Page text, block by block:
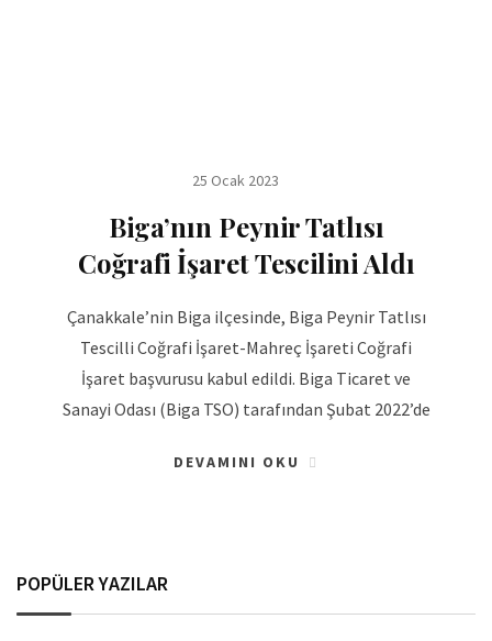
25 Ocak 2023
Biga’nın Peynir Tatlısı
Coğrafi İşaret Tescilini Aldı
Çanakkale’nin Biga ilçesinde, Biga Peynir Tatlısı
Tescilli Coğrafi İşaret-Mahreç İşareti Coğrafi
İşaret başvurusu kabul edildi. Biga Ticaret ve
Sanayi Odası (Biga TSO) tarafından Şubat 2022’de
DEVAMINI OKU
POPÜLER YAZILAR